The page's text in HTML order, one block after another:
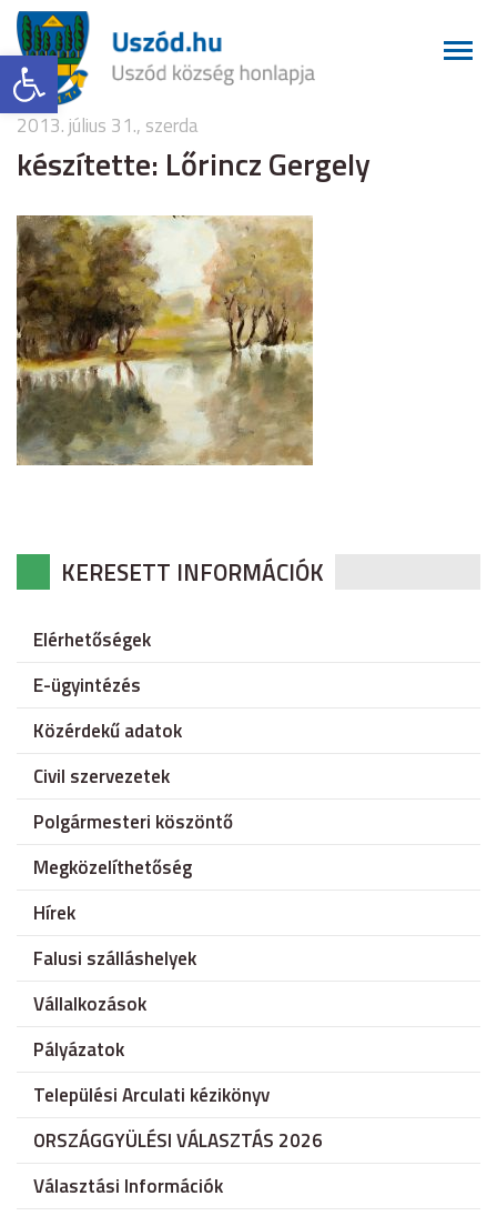
Eszköztár megnyitása
2013. július 31., szerda
készítette: Lőrincz Gergely
KERESETT INFORMÁCIÓK
Elérhetőségek
E-ügyintézés
Közérdekű adatok
Civil szervezetek
Polgármesteri köszöntő
Megközelíthetőség
Hírek
Falusi szálláshelyek
Vállalkozások
Pályázatok
Települési Arculati kézikönyv
ORSZÁGGYÜLÉSI VÁLASZTÁS 2026
Választási Információk